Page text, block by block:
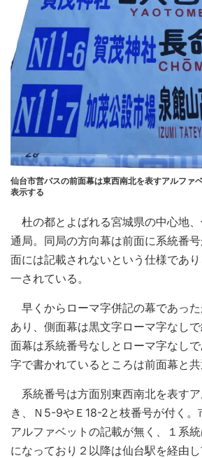
仙台市営バスの前面幕は東西南北を表すアルファ
表示する
杜の都とよばれる宮城県の中心地
通局。同局の方向幕は前面に系統番
面には記載されないという仕様であ
一されている。
早くからローマ字併記の幕であっ
あり、側面幕は黒文字ローマ字なし
面幕は系統番号なしとローマ字なし
字で書かれているところは前面幕と共
系統番号は方面別東西南北を表す
き、Ｎ5-9やＥ18-2と枝番号が付く。
アルファベットの記載が無く、１系
になっており２以降は仙台駅を経由